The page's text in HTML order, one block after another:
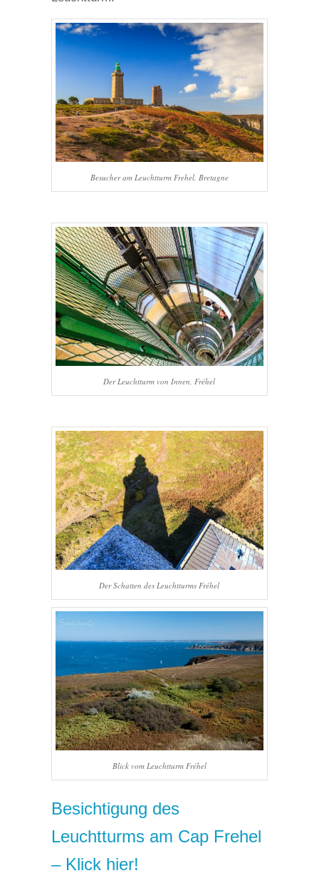
Besucher am Leuchtturm Frehel, Bretagne
Der Leuchtturm von Innen, Fréhel
Der Schatten des Leuchtturms Fréhel
Blick vom Leuchtturm Fréhel
Besichtigung des
Leuchtturms am Cap Frehel
– Klick hier!